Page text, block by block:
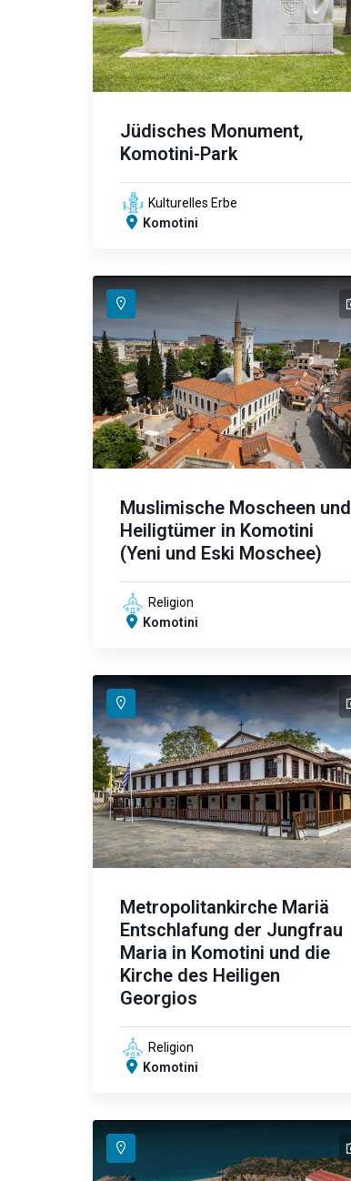
Jüdisches Monument,
Komotini-Park
Kulturelles Erbe
Komotini
Muslimische Moscheen und
Heiligtümer in Komotini
(Yeni und Eski Moschee)
Religion
Komotini
Metropolitankirche Mariä
Entschlafung der Jungfrau
Maria in Komotini und die
Kirche des Heiligen
Georgios
Religion
Komotini